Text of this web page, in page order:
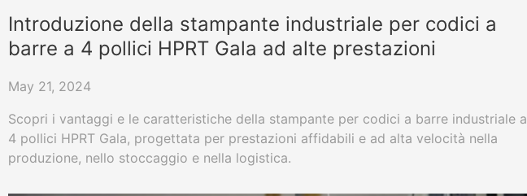
Introduzione della stampante industriale per codici a
barre a 4 pollici HPRT Gala ad alte prestazioni
May 21, 2024
Scopri i vantaggi e le caratteristiche della stampante per codici a barre industriale a
4 pollici HPRT Gala, progettata per prestazioni affidabili e ad alta velocità nella
produzione, nello stoccaggio e nella logistica.